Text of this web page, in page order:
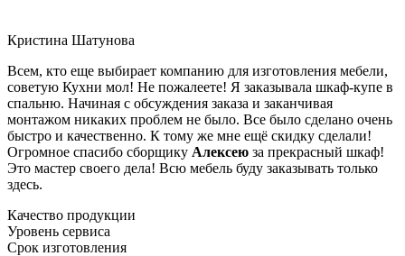
Кристина Шатунова
Всем, кто еще выбирает компанию для изготовления мебели,
советую Кухни мол! Не пожалеете! Я заказывала шкаф-купе в
спальню. Начиная с обсуждения заказа и заканчивая
монтажом никаких проблем не было. Все было сделано очень
быстро и качественно. К тому же мне ещё скидку сделали!
Огромное спасибо сборщику Алексею за прекрасный шкаф!
Это мастер своего дела! Всю мебель буду заказывать только
здесь.
Качество продукции
Уровень сервиса
Срок изготовления